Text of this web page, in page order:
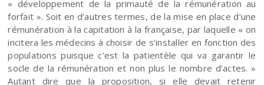
« développement de la primauté de la rémunération au
forfait ». Soit en d’autres termes, de la mise en place d’une
rémunération à la capitation à la française, par laquelle « on
incitera les médecins à choisir de s’installer en fonction des
populations puisque c’est la patientèle qui va garantir le
socle de la rémunération et non plus le nombre d’actes. »
Autant dire que la proposition, si elle devait retenir